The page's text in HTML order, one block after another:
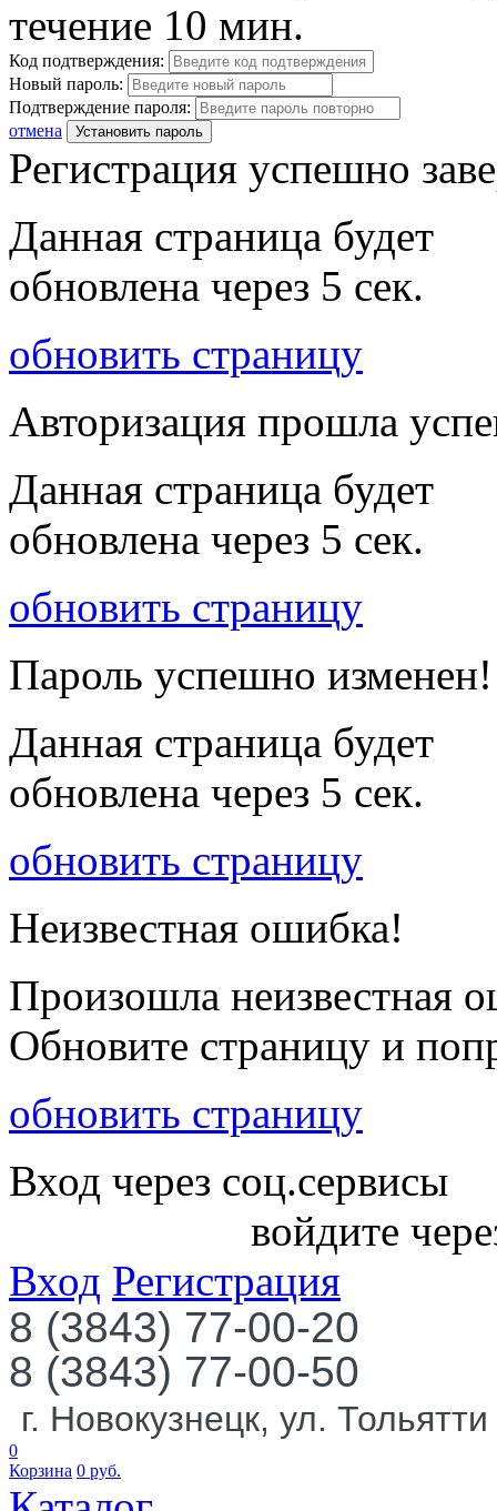
течение 10 мин.
Код подтверждения:
Новый пароль:
Подтверждение пароля:
отмена
Установить пароль
Регистрация успешно
Данная страница будет
обновлена через 5 сек.
обновить страницу
Авторизация прошла
Данная страница будет
обновлена через 5 сек.
обновить страницу
Пароль успешно изменен!
Данная страница будет
обновлена через 5 сек.
обновить страницу
Неизвестная ошибка!
Произошла неизвестная
Обновите страницу и
обновить страницу
Вход через соц.сервисы
войдите
Вход Регистрация
8 (3843) 77-00-20
8 (3843) 77-00-50
г. Новокузнецк, ул.
0
Корзина 0 руб.